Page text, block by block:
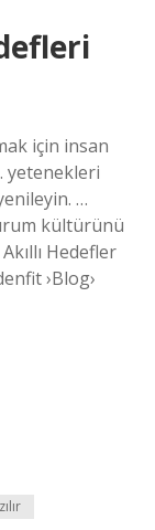
için insan
yetenekleri
…
kültürünü
Hedefler
›Blog›